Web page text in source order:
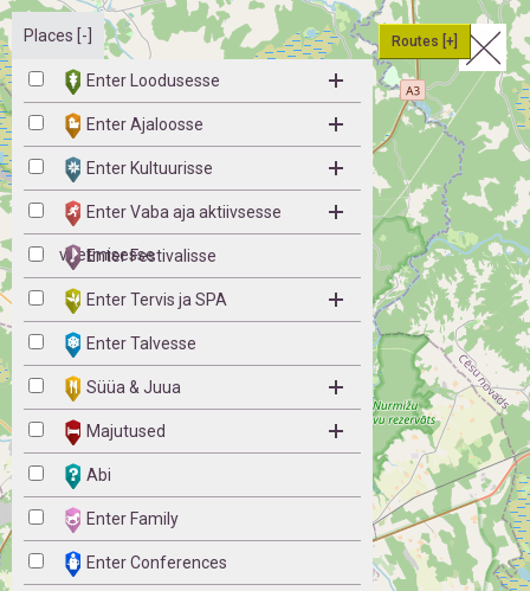
Places [-]
Enter Loodusesse
Enter Ajaloosse
Enter Kultuurisse
Enter Vaba aja aktiivsesse
veetmisesse
Enter Festivalisse
Enter Tervis ja SPA
Enter Talvesse
Süüa & Juua
Majutused
Abi
Enter Family
Enter Conferences
Routes [+]